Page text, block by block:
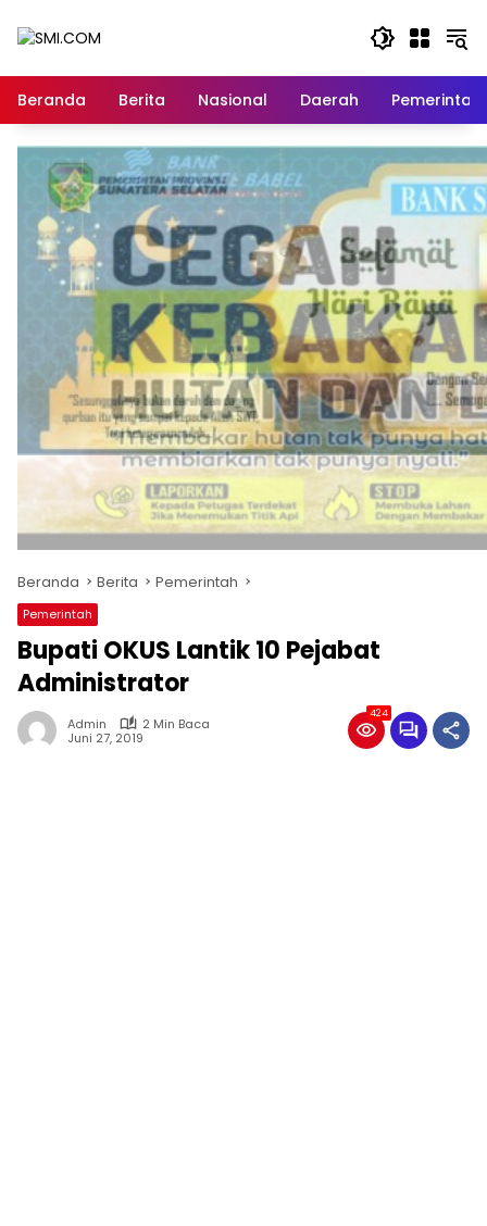
Beranda Berita Nasional Daerah Pemerintah
Beranda Berita Pemerintah
Pemerintah
Bupati OKUS Lantik 10 Pejabat
Administrator
Admin
2 Min Baca
Juni 27, 2019
424